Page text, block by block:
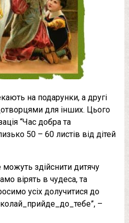
на подарунки, а другі
для інших. Цього
“Час добра та
50 – 60 листів від дітей
можуть здійснити дитячу
вірять в чудеса, та
усіх долучитися до
–